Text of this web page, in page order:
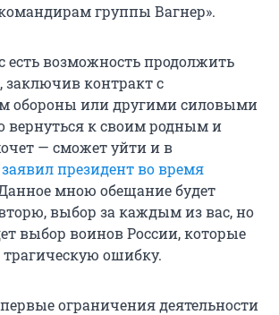
группы Вагнер».
есть возможность продолжить
заключив контракт с
обороны или другими силовыми
вернуться к своим родным и
— сможет уйти и в
заявил президент во время
мною обещание будет
выбор за каждым из вас, но
выбор воинов России, которые
ошибку.
ограничения деятельности